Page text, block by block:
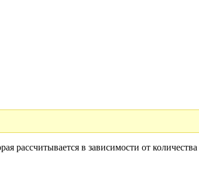
рассчитывается в зависимости от количества